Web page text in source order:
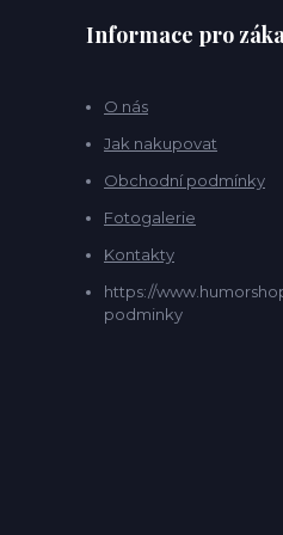
Informace pro
O nás
Jak nakupovat
Obchodní podmínky
Fotogalerie
Kontakty
https://
podminky